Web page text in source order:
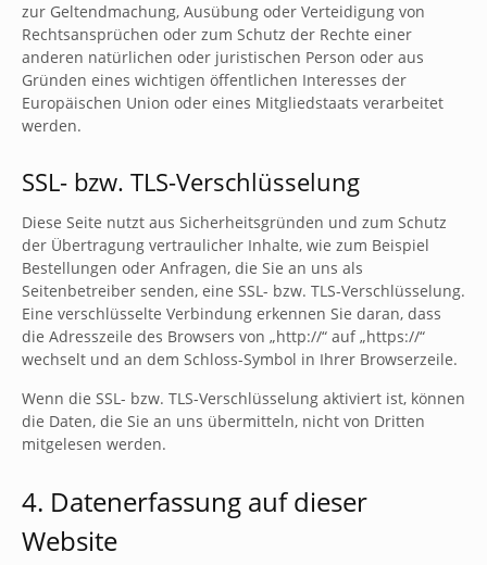
zur Geltendmachung, Ausübung oder Verteidigung von
Rechtsansprüchen oder zum Schutz der Rechte einer
anderen natürlichen oder juristischen Person oder aus
Gründen eines wichtigen öffentlichen Interesses der
Europäischen Union oder eines Mitgliedstaats verarbeitet
werden.
SSL- bzw. TLS-Verschlüsselung
Diese Seite nutzt aus Sicherheitsgründen und zum Schutz
der Übertragung vertraulicher Inhalte, wie zum Beispiel
Bestellungen oder Anfragen, die Sie an uns als
Seitenbetreiber senden, eine SSL- bzw. TLS-Verschlüsselung.
Eine verschlüsselte Verbindung erkennen Sie daran, dass
die Adresszeile des Browsers von „http://“ auf „https://“
wechselt und an dem Schloss-Symbol in Ihrer Browserzeile.
Wenn die SSL- bzw. TLS-Verschlüsselung aktiviert ist, können
die Daten, die Sie an uns übermitteln, nicht von Dritten
mitgelesen werden.
4. Datenerfassung auf dieser
Website